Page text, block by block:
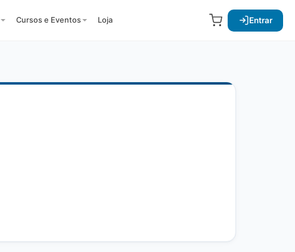
Cursos e Eventos Loja Entrar